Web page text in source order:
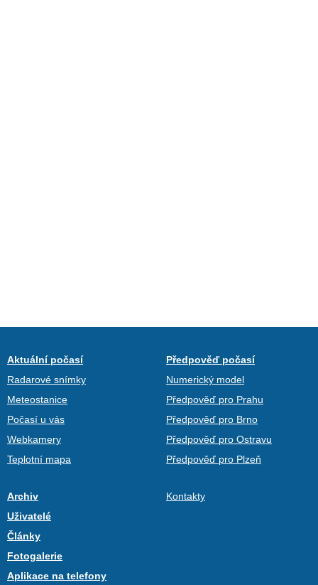
Aktuální počasí
Radarové snímky
Meteostanice
Počasí u vás
Webkamery
Teplotní mapa
Předpověď počasí
Numerický model
Předpověď pro Prahu
Předpověď pro Brno
Předpověď pro Ostravu
Předpověď pro Plzeň
Archiv
Uživatelé
Články
Fotogalerie
Aplikace na telefony
Kontakty